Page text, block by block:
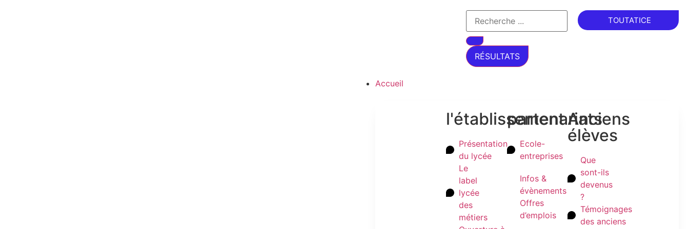
RÉSULTATS
TOUTATICE
Accueil
l'établissement
Présentation
du lycée
Le
label
lycée
des
métiers
partenariats
Ecole-
entreprises
Infos &
évènements
Offres
d’emplois
Anciens
élèves
Que
sont-ils
devenus
?
Témoignages
des anciens